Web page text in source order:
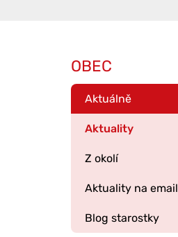
OBEC
Aktuálně
Aktuality
Z okolí
Aktuality na email
Blog starostky